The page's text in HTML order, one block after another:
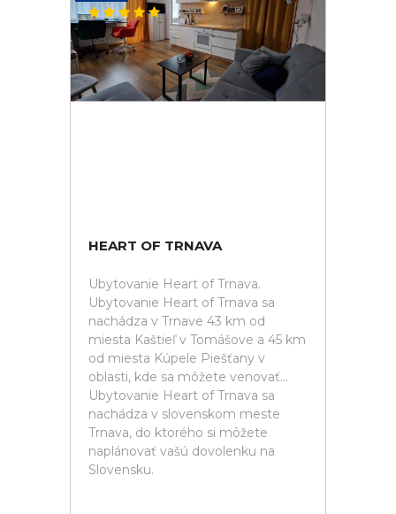
HEART OF TRNAVA
Ubytovanie Heart of Trnava.
Ubytovanie Heart of Trnava sa
nachádza v Trnave 43 km od
miesta Kaštieľ v Tomášove a 45 km
od miesta Kúpele Piešťany v
oblasti, kde sa môžete venovať...
Ubytovanie Heart of Trnava sa
nachádza v slovenskom meste
Trnava, do ktorého si môžete
naplánovať vašú dovolenku na
Slovensku.